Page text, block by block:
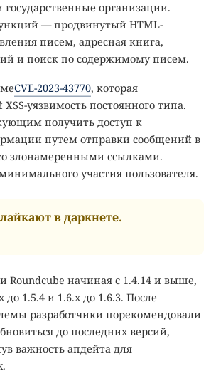
государственные организации.
— продвинутый HTML-
писем, адресная книга,
и поиск по содержимому писем.
CVE-2023-43770, которая
XSS-уязвимость постоянного типа.
получить доступ к
путем отправки сообщений в
злонамеренными ссылками.
участия пользователя.
в даркнете.
Roundcube начиная с 1.4.14 и выше,
1.5.4 и 1.6.x до 1.6.3. После
разработчики порекомендовали
до последних версий,
важность апдейта для